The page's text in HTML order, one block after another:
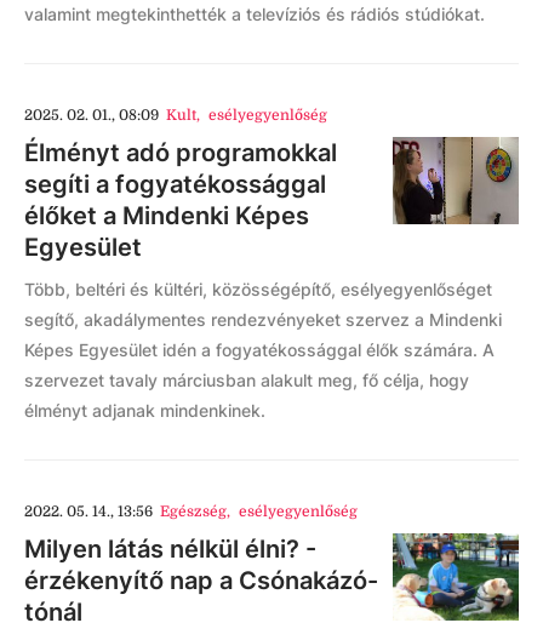
valamint megtekinthették a televíziós és rádiós stúdiókat.
2025. 02. 01., 08:09 Kult, esélyegyenlőség
Élményt adó programokkal
segíti a fogyatékossággal
élőket a Mindenki Képes
Egyesület
Több, beltéri és kültéri, közösségépítő, esélyegyenlőséget
segítő, akadálymentes rendezvényeket szervez a Mindenki
Képes Egyesület idén a fogyatékossággal élők számára. A
szervezet tavaly márciusban alakult meg, fő célja, hogy
élményt adjanak mindenkinek.
2022. 05. 14., 13:56 Egészség, esélyegyenlőség
Milyen látás nélkül élni? -
érzékenyítő nap a Csónakázó-
tónál